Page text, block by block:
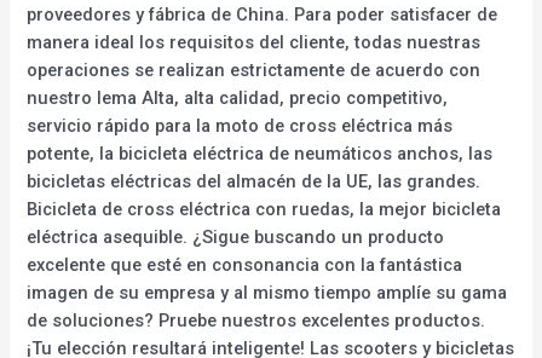
proveedores y fábrica de China. Para poder satisfacer de
manera ideal los requisitos del cliente, todas nuestras
operaciones se realizan estrictamente de acuerdo con
nuestro lema Alta, alta calidad, precio competitivo,
servicio rápido para la moto de cross eléctrica más
potente, la bicicleta eléctrica de neumáticos anchos, las
bicicletas eléctricas del almacén de la UE, las grandes.
Bicicleta de cross eléctrica con ruedas, la mejor bicicleta
eléctrica asequible. ¿Sigue buscando un producto
excelente que esté en consonancia con la fantástica
imagen de su empresa y al mismo tiempo amplíe su gama
de soluciones? Pruebe nuestros excelentes productos.
¡Tu elección resultará inteligente! Las scooters y bicicletas